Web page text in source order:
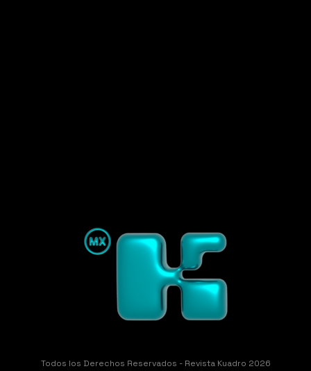
Todos los Derechos Reservados - Revista Kuadro 2026